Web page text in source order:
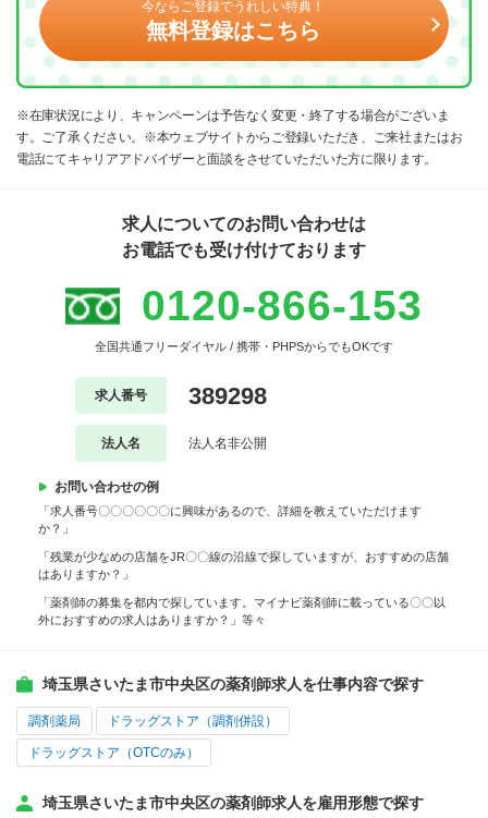
今ならご登録でうれしい特典！
無料登録はこちら
※在庫状況により、キャンペーンは予告なく変更・終了する場合がございま
す。ご了承ください。※本ウェブサイトからご登録いただき、ご来社またはお
電話にてキャリアアドバイザーと面談をさせていただいた方に限ります。
求人についてのお問い合わせは
お電話でも受け付けております
0120-866-153
全国共通フリーダイヤル / 携帯・PHPSからでもOKです
求人番号 389298
法人名 法人名非公開
お問い合わせの例
「求人番号〇〇〇〇〇〇に興味があるので、詳細を教えていただけます
か？」
「残業が少なめの店舗をJR〇〇線の沿線で探していますが、おすすめの店舗
はありますか？」
「薬剤師の募集を都内で探しています。マイナビ薬剤師に載っている〇〇以
外におすすめの求人はありますか？」等々
埼玉県さいたま市中央区の薬剤師求人を仕事内容で探す
調剤薬局 ドラッグストア（調剤併設）
ドラッグストア（OTCのみ）
埼玉県さいたま市中央区の薬剤師求人を雇用形態で探す